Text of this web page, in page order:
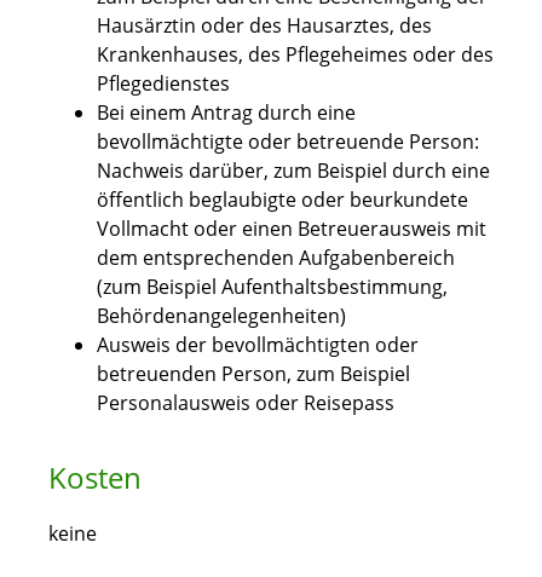
Hausärztin oder des Hausarztes, des
Krankenhauses, des Pflegeheimes oder des
Pflegedienstes
Bei einem Antrag durch eine
bevollmächtigte oder betreuende Person:
Nachweis darüber, zum Beispiel durch eine
öffentlich beglaubigte oder beurkundete
Vollmacht oder einen Betreuerausweis mit
dem entsprechenden Aufgabenbereich
(zum Beispiel Aufenthaltsbestimmung,
Behördenangelegenheiten)
Ausweis der bevollmächtigten oder
betreuenden Person, zum Beispiel
Personalausweis oder Reisepass
Kosten
keine